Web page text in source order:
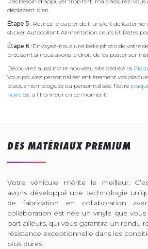
déplacent bien.
Étape 5 : Retirez le papier de transfert
sticker Autocollant Alimentation oeufs Et Pâtes
Étape 6 : Envoyez-nous une belle photo de votre
précisant si nous avons le droit de les poster sur
Découvrez aussi notre nouveau site dédié à la
Vous pouvez personnaliser entièrement vos
plaque homologuée ou personnalisée. Notre
noire est à l'honneur en ce moment.
DES MATÉRIAUX PREMIUM
Votre véhicule mérite le meilleur.
avons développé une technologie
de fabrication en collaboration
collaboration est née un vinyle que
part ailleurs, qui vous garantira un rendu
résistance exceptionnelle dans les
plus dures.